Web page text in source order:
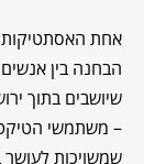
אחת האסתטיקות
הבחנה בין
שיושבים בתוך
– משתמשי
שמשויכות